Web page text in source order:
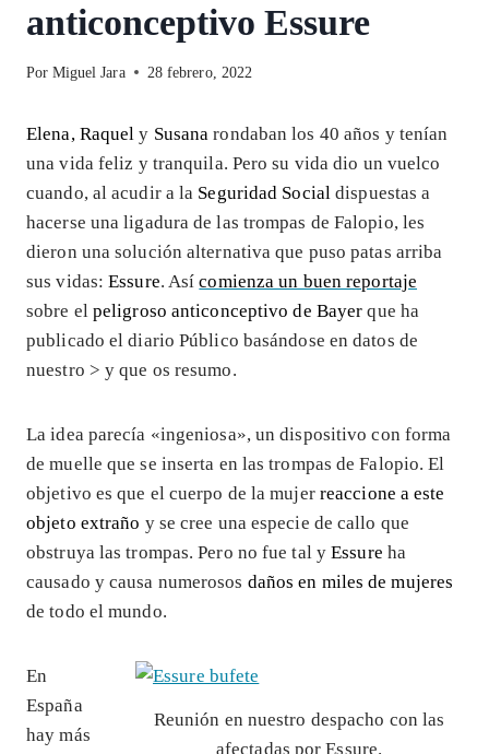
anticonceptivo Essure
Por Miguel Jara 28 febrero, 2022
Elena, Raquely Susana rondaban los 40 años y tenían
una vida feliz y tranquila. Pero su vida dio un vuelco
cuando, al acudir a la Seguridad Social dispuestas a
hacerse una ligadura de las trompas de Falopio, les
dieron una solución alternativa que puso patas arriba
sus vidas:Essure. Asícomienza un buen reportaje
sobre el peligroso anticonceptivo de Bayer que ha
publicado el diario Público basándose en datos de
nuestro > y que os resumo.
La idea parecía «ingeniosa», un dispositivo con forma
de muelle que se inserta en las trompas de Falopio. El
objetivo es que el cuerpo de la mujer reaccione a este
objeto extraño y se cree una especie de callo que
obstruya las trompas. Pero no fue tal yEssure ha
causado y causa numerosos daños en miles de mujeres
de todo el mundo.
Reunión en nuestro despacho con las
afectadas por Essure.
En
España
hay más